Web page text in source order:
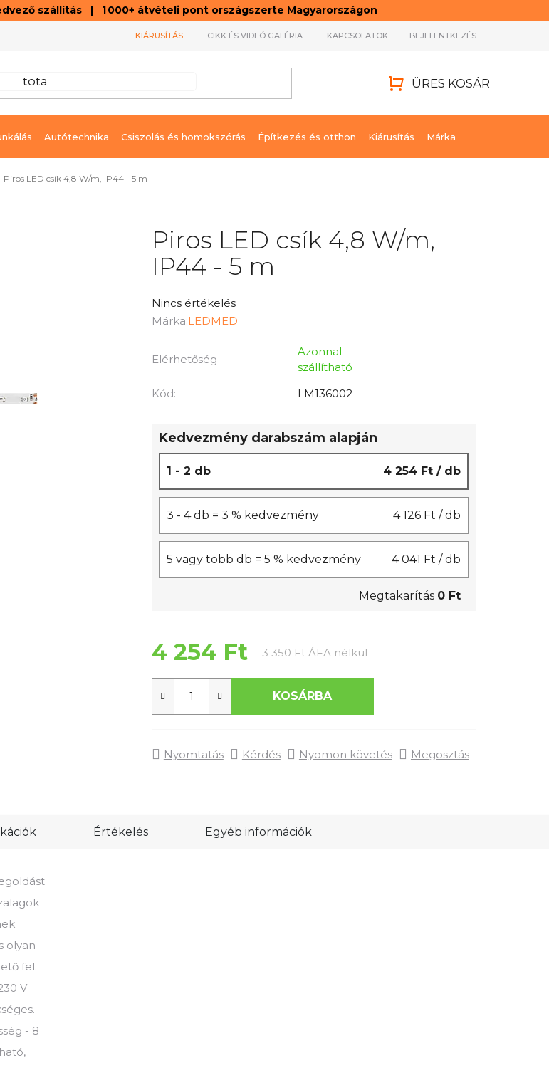
szállítás | 1 000+ átvételi pont országszerte Magyarországon
KIÁRUSÍTÁS CIKK ÉS VIDEÓ GALÉRIA KAPCSOLATOK BEJELENTKEZÉS
ÜRES KOSÁR
Autótechnika Csiszolás és homokszórás Építkezés és otthon Kiárusítás Márka
Piros LED csík 4,8 W/m, IP44 - 5 m
Piros LED csík 4,8 W/m,
IP44 - 5 m
A
termék
értékelése
ből
Nincs értékelés
Márka:LEDMED
Elérhetőség
Azonnal
szállítható
Kód:
LM136002
Kedvezmény darabszám alapján
1 - 2 db 4 254 Ft / db
3 - 4 db = 3 % kedvezmény 4 126 Ft / db
5 vagy több db = 5 % kedvezmény 4 041 Ft / db
Megtakarítás 0 Ft
4 254 Ft 3 350 Ft ÁFA nélkülEgységár:
KOSÁRBA
Nyomtatás Kérdés Nyomon követés Megosztás
Értékelés Egyéb információk
olyan
fel.
V
- 8